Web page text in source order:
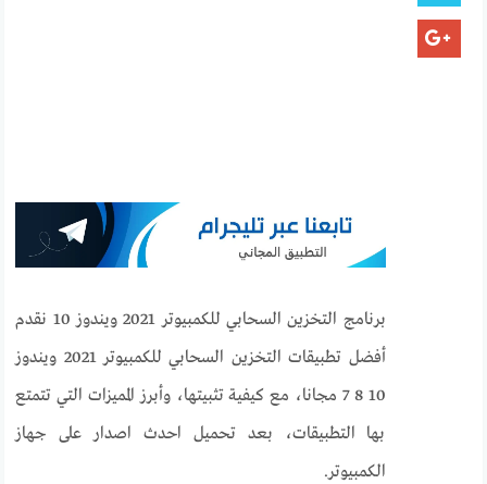
برنامج التخزين السحابي للكمبيوتر 2021 ويندوز 10 نقدم
أفضل تطبيقات التخزين السحابي للكمبيوتر 2021 ويندوز
10 8 7 مجانا، مع كيفية تثبيتها، وأبرز المميزات التي تتمتع
بها التطبيقات، بعد تحميل احدث اصدار على جهاز
الكمبيوتر.